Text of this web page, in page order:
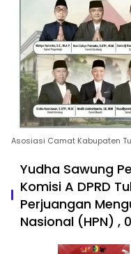
Asosiasi Camat Kabupaten
Yudha Sawung
Komisi A DPRD
Perjuangan
Nasional (HPN) ,